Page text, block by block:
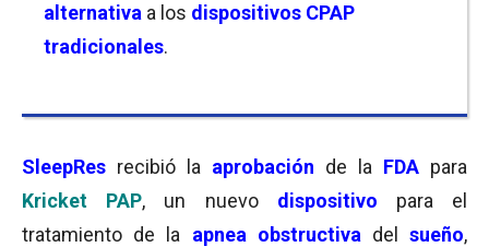
alternativa a los dispositivos CPAP
tradicionales.
SleepRes recibió la aprobación de la FDA para
Kricket PAP, un nuevo dispositivo
para el
tratamiento de la apnea obstructiva delsueño,